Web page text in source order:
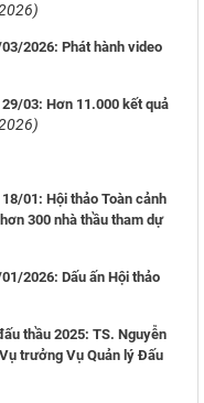
2026: Phát hành video
03: Hơn 11.000 kết quả
01: Hội thảo Toàn cảnh
300 nhà thầu tham dự
2026: Dấu ấn Hội thảo
thầu 2025: TS. Nguyễn
trưởng Vụ Quản lý Đấu